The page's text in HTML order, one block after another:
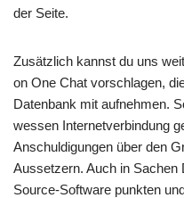
der Seite.
Zusätzlich kannst du uns
on One Chat vorschlagen,
Datenbank mit aufnehmen.
wessen Internetverbindung
Anschuldigungen über den
Aussetzern. Auch in
Source-Software punkten